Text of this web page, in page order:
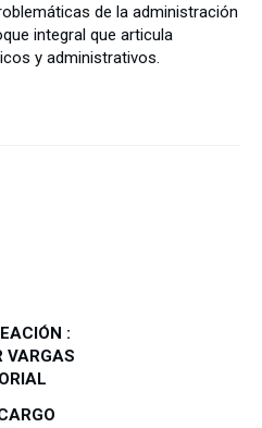
de la administración
integral que articula
y administrativos.
:
VARGAS